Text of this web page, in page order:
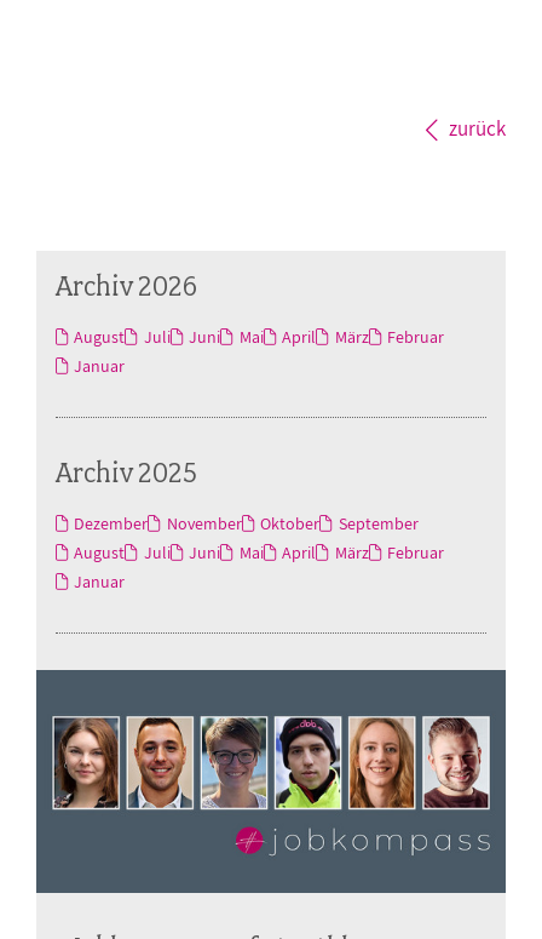
zurück
Archiv 2026
August Juli Juni Mai April März
Februar
Januar
Archiv 2025
Dezember November Oktober
September
August
Juli Juni Mai April März
Februar
Januar